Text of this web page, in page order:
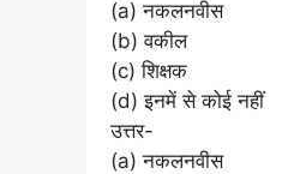
(a) नकलनवीस
(b) वकील
(c) शिक्षक
(d) इनमें से कोई नहीं
उत्तर-
(a) नकलनवीस